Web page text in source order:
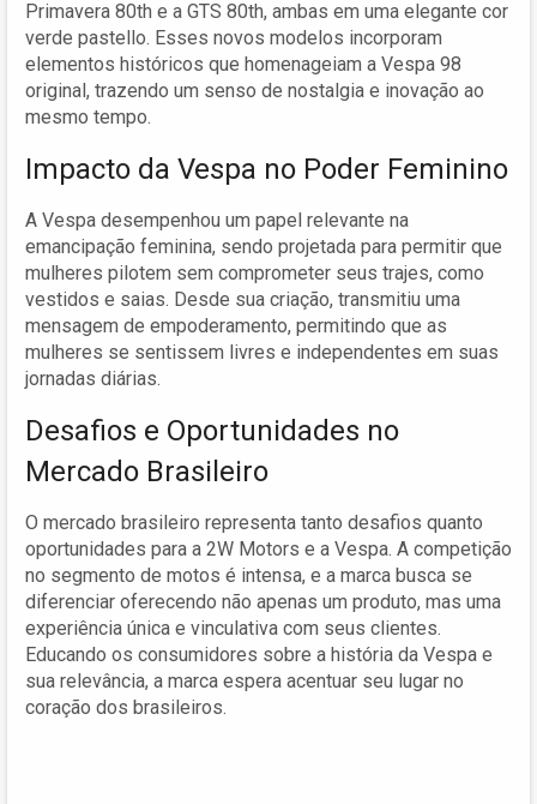
Primavera 80th e a GTS 80th, ambas em uma elegante cor
verde pastello. Esses novos modelos incorporam
elementos históricos que homenageiam a Vespa 98
original, trazendo um senso de nostalgia e inovação ao
mesmo tempo.
Impacto da Vespa no Poder Feminino
A Vespa desempenhou um papel relevante na
emancipação feminina, sendo projetada para permitir que
mulheres pilotem sem comprometer seus trajes, como
vestidos e saias. Desde sua criação, transmitiu uma
mensagem de empoderamento, permitindo que as
mulheres se sentissem livres e independentes em suas
jornadas diárias.
Desafios e Oportunidades no
Mercado Brasileiro
O mercado brasileiro representa tanto desafios quanto
oportunidades para a 2W Motors e a Vespa. A competição
no segmento de motos é intensa, e a marca busca se
diferenciar oferecendo não apenas um produto, mas uma
experiência única e vinculativa com seus clientes.
Educando os consumidores sobre a história da Vespa e
sua relevância, a marca espera acentuar seu lugar no
coração dos brasileiros.